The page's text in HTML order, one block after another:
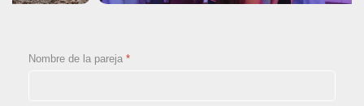
Nombre de la pareja *